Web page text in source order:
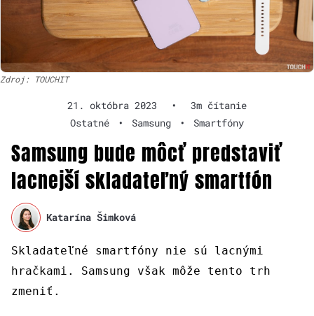
Zdroj: TOUCHIT
21. októbra 2023 •
3m čítanie
Ostatné
• Samsung • Smartfóny
Samsung bude môcť predstaviť
lacnejší skladateľný smartfón
Katarína Šimková
Skladateľné smartfóny nie sú lacnými
hračkami. Samsung však môže tento trh
zmeniť.